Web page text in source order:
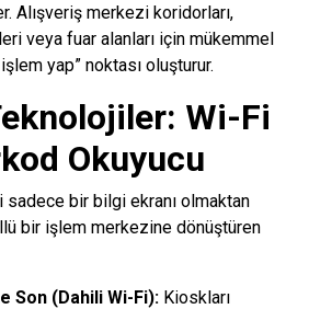
Alışveriş merkezi koridorları,
veya fuar alanları için mükemmel
yap” noktası oluşturur.
Wi-Fi
Okuyucu
sadece bir bilgi ekranı olmaktan
bir işlem merkezine dönüştüren
Son (Dahili Wi-Fi): Kioskları